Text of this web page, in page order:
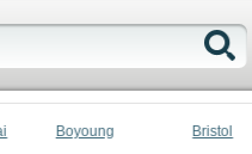
Boyoung Bristol